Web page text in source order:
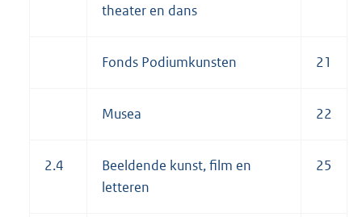
theater en dans
Fonds Podiumkunsten 21
Musea 22
2.4
Beeldende kunst, film en
letteren
25